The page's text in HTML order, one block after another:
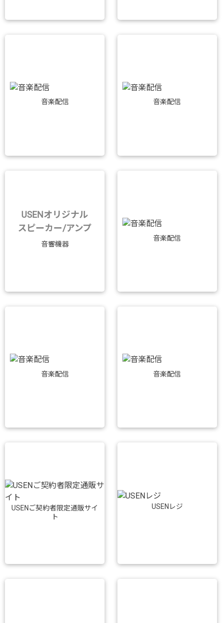
音楽配信 音楽配信
USENオリジナル
スピーカー/アンプ
音響機器
音楽配信
音楽配信 音楽配信
USENご契約者限定通販サイ
ト
USENレジ